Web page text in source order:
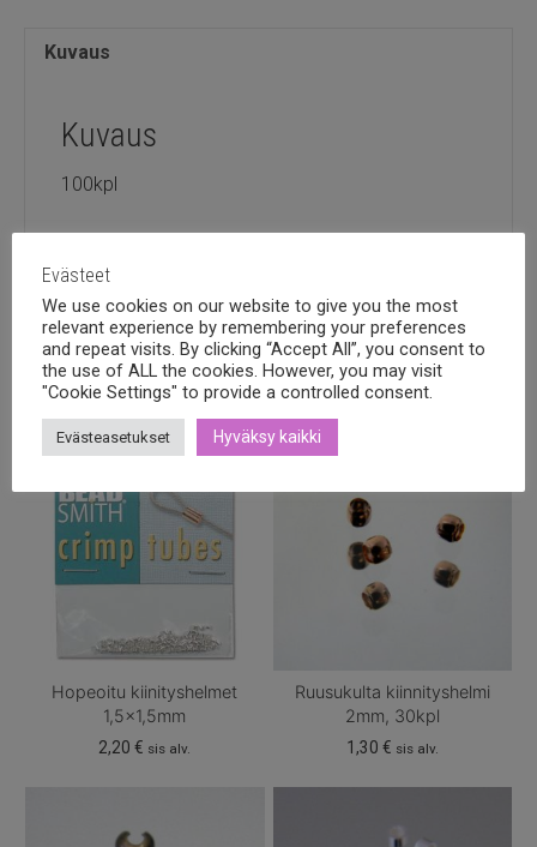
Kuvaus
Kuvaus
100kpl
Tutustu myös
Hopeoitu kiinityshelmet
1,5×1,5mm
2,20€ sis alv.
Ruusukulta kiinnityshelmi
2mm, 30kpl
1,30 € sis alv.
Evästeet
We use cookies on our website to give you the most
relevant experience by remembering your preferences
and repeat visits. By clicking “Accept All”, you consent to
the use of ALL the cookies. However, you may visit
"Cookie Settings" to provide a controlled consent.
Evästeasetukset Hyväksy kaikki